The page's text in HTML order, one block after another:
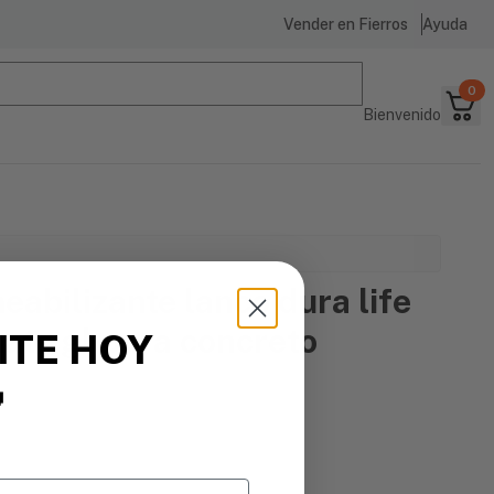
Vender en Fierros Ayuda
Bienvenido
0
lanco dura life
gl para concreto
HOY